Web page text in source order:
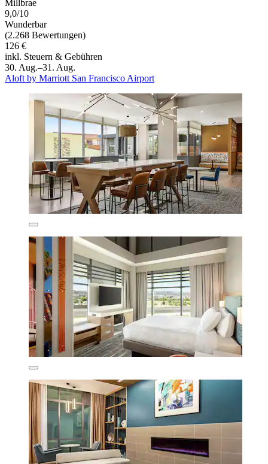
Millbrae
9,0/10
Wunderbar
(2.268 Bewertungen)
126 €
inkl. Steuern & Gebühren
30. Aug.–31. Aug.
Aloft by Marriott San Francisco Airport